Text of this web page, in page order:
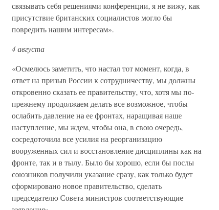
связывать себя решениями конференции, я не вижу, как
присутствие британских социалистов могло бы
повредить нашим интересам».
4 августа
«Осмелюсь заметить, что настал тот момент, когда, в
ответ на призыв России к сотрудничеству, мы должны
откровенно сказать ее правительству, что, хотя мы по-
прежнему продолжаем делать все возможное, чтобы
ослабить давление на ее фронтах, наращивая наше
наступление, мы ждем, чтобы она, в свою очередь,
сосредоточила все усилия на реорганизацию
вооруженных сил и восстановление дисциплины как на
фронте, так и в тылу. Было бы хорошо, если бы послы
союзников получили указание сразу, как только будет
сформировано новое правительство, сделать
председателю Совета министров соответствующие